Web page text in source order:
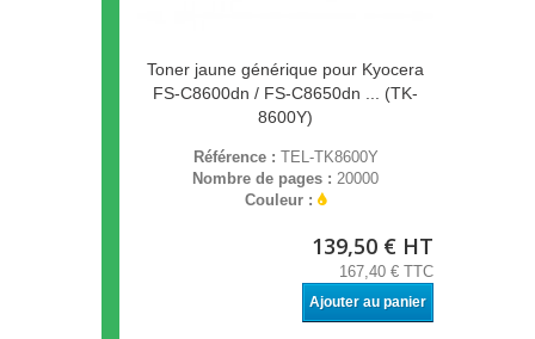
Toner jaune générique pour Kyocera
FS-C8600dn / FS-C8650dn ... (TK-
8600Y)
Référence : TEL-TK8600Y
Nombre de pages : 20000
Couleur :
139,50 € HT
167,40 € TTC
Ajouter au panier